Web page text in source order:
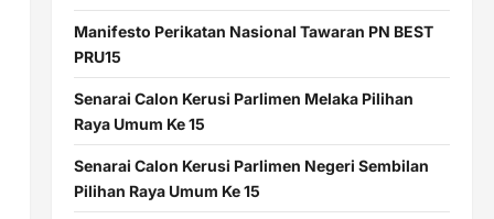
Manifesto Perikatan Nasional Tawaran PN BEST
PRU15
Senarai Calon Kerusi Parlimen Melaka Pilihan
Raya Umum Ke 15
Senarai Calon Kerusi Parlimen Negeri Sembilan
Pilihan Raya Umum Ke 15